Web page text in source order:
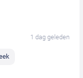
1 dag geleden